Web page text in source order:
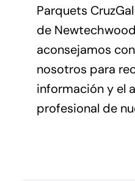
Parquets CruzGal
de
aconsejamos
nosotros para
información y el
profesional de